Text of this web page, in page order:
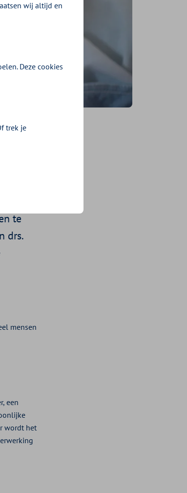
te
drs.
mensen
een
wordt het
wij altijd en
Deze cookies
trek je